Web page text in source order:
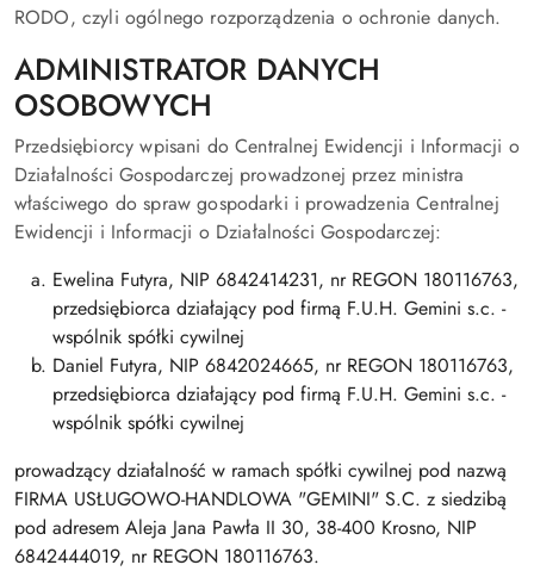
RODO, czyli ogólnego rozporządzenia o ochronie danych.
ADMINISTRATOR DANYCH
OSOBOWYCH
Przedsiębiorcy wpisani do Centralnej Ewidencji i Informacji o
Działalności Gospodarczej prowadzonej przez ministra
właściwego do spraw gospodarki i prowadzenia Centralnej
Ewidencji i Informacji o Działalności Gospodarczej:
Ewelina Futyra, NIP 6842414231, nr REGON 180116763,
przedsiębiorca działający pod firmą F.U.H. Gemini s.c. -
wspólnik spółki cywilnej
Daniel Futyra, NIP 6842024665, nr REGON 180116763,
przedsiębiorca działający pod firmą F.U.H. Gemini s.c. -
wspólnik spółki cywilnej
prowadzący działalność w ramach spółki cywilnej pod nazwą
FIRMA USŁUGOWO-HANDLOWA "GEMINI" S.C. z siedzibą
pod adresem Aleja Jana Pawła II 30, 38-400 Krosno, NIP
6842444019, nr REGON 180116763.